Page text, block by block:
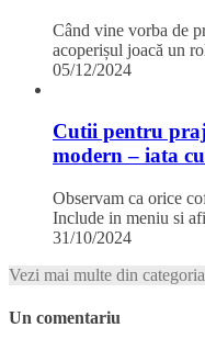
Când vine vorba de
acoperișul joacă un
05/12/2024
Cutii pentru
modern – iata
Observam ca orice
Include in meniu si
31/10/2024
Vezi mai multe din
Un comentariu